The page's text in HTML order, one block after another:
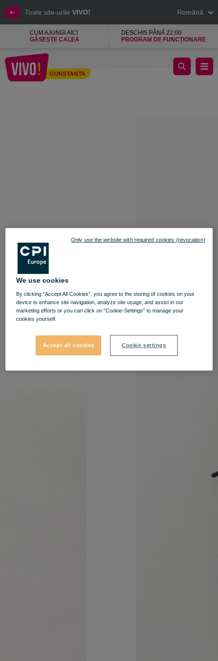
Toate site-urile VIVO! Română
CUM AJUNGI AICI
GĂSEȘTE CALEA
DESCHIS PÂNĂ 22:00
PROGRAM DE FUNCȚIONARE
CONSTANTA
CCC oferă produse care combină prețuri atractive și tendințele
We use cookies
By clicking “Accept All Cookies”, you agree to the storing of cookies on your
device to enhance site navigation, analyze site usage, and assist in our
marketing efforts or you can click on "Cookie-Settings" to manage your
cookies yourself.
Accept all cookies Cookie settings
Only use the website with required cookies (revocation)